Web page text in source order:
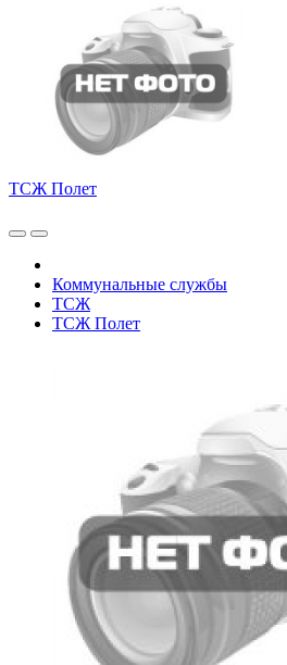
ТСЖ Полет
Коммунальные службы
ТСЖ
ТСЖ Полет